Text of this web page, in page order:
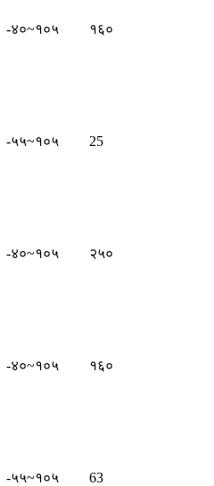
-४०~१०५ १६०
-५५~१०५ 25
-४०~१०५ २५०
-४०~१०५ १६०
-५५~१०५ 63